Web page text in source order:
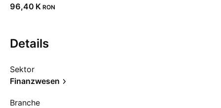
‪96,40 K‬ RON
Details
Sektor
Finanzwesen
Branche